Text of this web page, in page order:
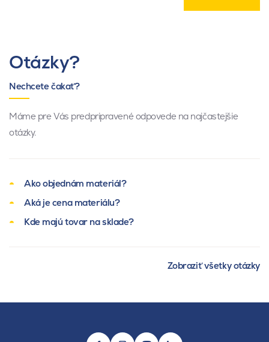
Otázky?
Nechcete čakať?
Máme pre Vás predpripravené odpovede na najčastejšie
otázky.
Ako objednám materiál?
Aká je cena materiálu?
Kde majú tovar na sklade?
Zobraziť všetky otázky